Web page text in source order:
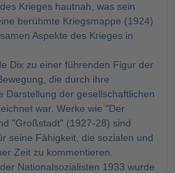
Krieges hautnah, was sein
berühmte Kriegsmappe (1924)
Aspekte des Krieges in
Dix zu einer führenden Figur der
die durch ihre
Darstellung der gesellschaftlichen
war. Werke wie "Der
"Großstadt" (1927-28) sind
seine Fähigkeit, die sozialen und
Zeit zu kommentieren.
Nationalsozialisten 1933 wurde